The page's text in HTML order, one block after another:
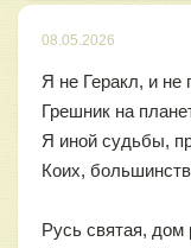
08.05.2026
Я не Геракл, и не
Грешник на
Я иной судьбы,
Коих,
Русь святая, дом